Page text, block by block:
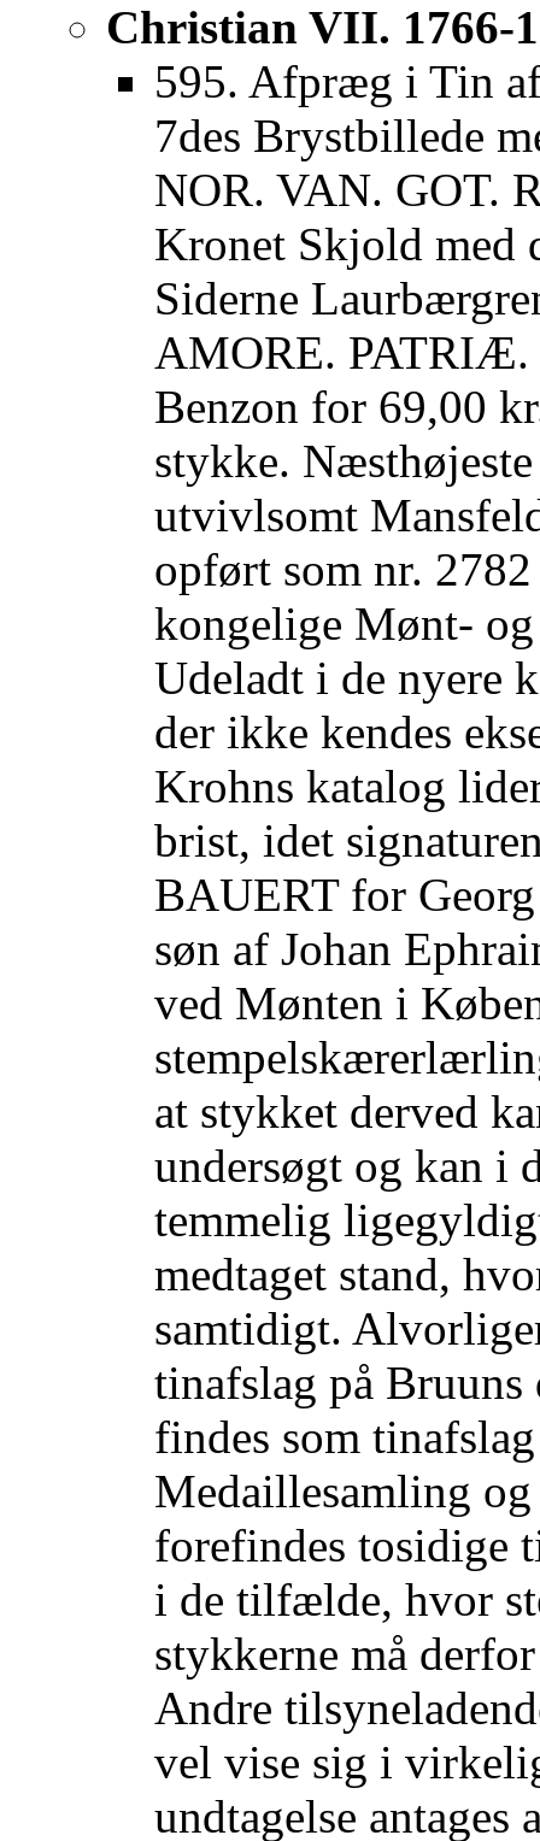
Christian VII. 1766-
595. Afpræg i Tin
7des Brystbillede
NOR. VAN. GOT.
Kronet Skjold med
Siderne
AMORE. PATRIÆ.
Benzon for 69,00
stykke.
utvivlsomt
opført som nr.
kongelige Mønt-
Udeladt i de nyere
der ikke kendes
Krohns katalog
brist, idet
BAUERT for
søn af Johan
ved Mønten i
at stykket derved
undersøgt og kan i
temmelig
medtaget stand,
samtidigt.
tinafslag på
findes som
Medaillesamling
forefindes tosidige
i de tilfælde, hvor
stykkerne må
Andre
vel vise sig i
undtagelse